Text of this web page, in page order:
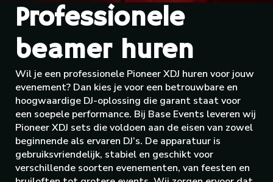
Professionele
beamer huren
Wil je een professionele Pioneer XDJ huren voor jouw
evenement? Dan kies je voor een betrouwbare en
hoogwaardige DJ-oplossing die garant staat voor
een soepele performance. Bij Base Events leveren wij
Pioneer XDJ sets die voldoen aan de eisen van zowel
beginnende als ervaren DJ’s. De apparatuur is
gebruiksvriendelijk, stabiel en geschikt voor
verschillende soorten evenementen, van feesten en